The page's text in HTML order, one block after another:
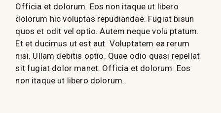
Officia et dolorum. Eos non itaque ut libero
dolorum hic voluptas repudiandae. Fugiat bisun
quos et odit vel optio. Autem neque volu ptatum.
Et et ducimus ut est aut. Voluptatem ea rerum
nisi. Ullam debitis optio. Quae odio quasi repellat
sit fugiat dolor manet. Officia et dolorum. Eos
non itaque ut libero dolorum.